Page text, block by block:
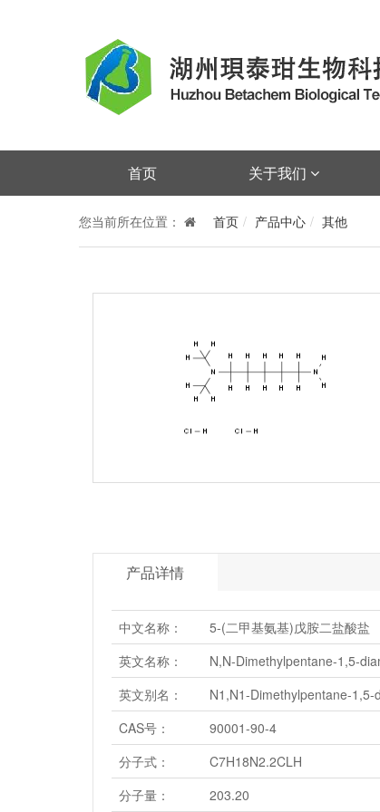
首页 关于我们
您当前所在位置： 首页 产品中心 其他
产品详情
中文名称：
5-(二甲基氨基)戊胺二盐酸盐
英文名称：
N,N-Dimethylpentane-1,5-
英文别名：
N1,N1-Dimethylpentane-
CAS号：
90001-90-4
分子式：
C7H18N2.2CLH
分子量：
203.20